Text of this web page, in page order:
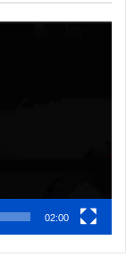
02:00